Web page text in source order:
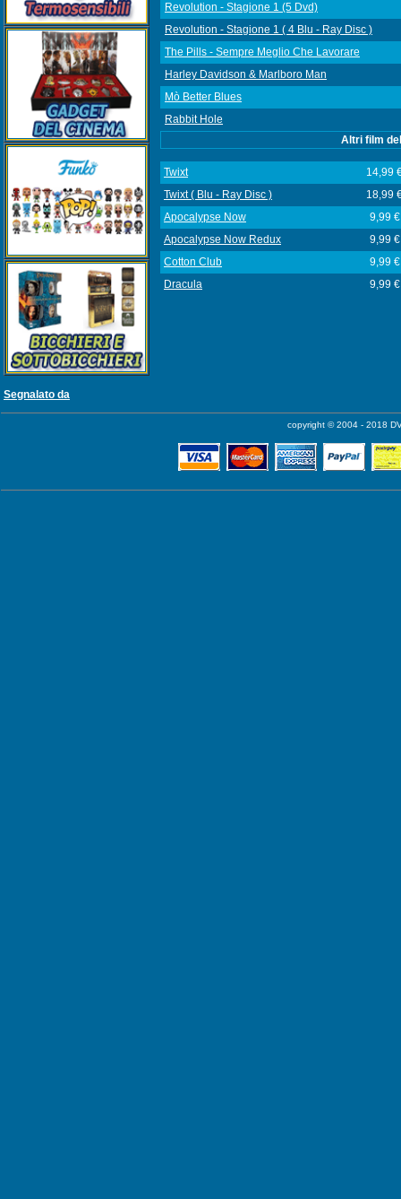
Segnalato da
Revolution - Stagione 1 (5 Dvd)
Revolution - Stagione 1 ( 4 Blu - Ray Disc )
The Pills - Sempre Meglio Che Lavorare
Harley Davidson & Marlboro Man
Mò Better Blues
Rabbit Hole
Altri film
Twixt
14,99
Twixt ( Blu - Ray Disc )
18,99
Apocalypse Now
9,99 €
Apocalypse Now Redux
9,99 €
Cotton Club
9,99 €
Dracula
9,99 €
copyright © 2004 - 2018